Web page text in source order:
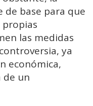
de base para que
propias
las medidas
ya
económica,
un